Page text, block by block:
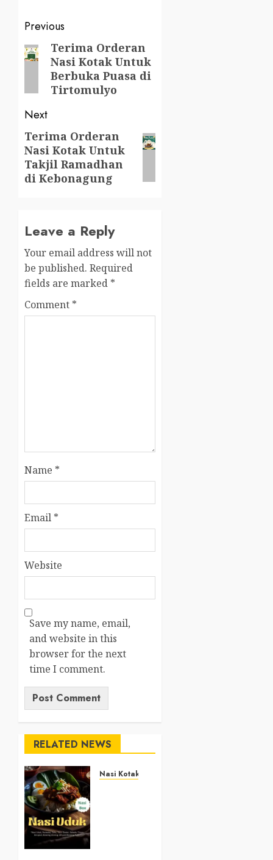
Post
navigation
Previous
Previous
post:
Terima Orderan
Nasi Kotak Untuk
Berbuka Puasa di
Tirtomulyo
Next
Next
post:
Terima Orderan
Nasi Kotak Untuk
Takjil Ramadhan
di Kebonagung
Leave a Reply
Your email address will not
be published. Required
fields are marked *
Comment *
Name *
Email *
Website
Save my name, email,
and website in this
browser for the next
time I comment.
RELATED NEWS
Nasi Kotak